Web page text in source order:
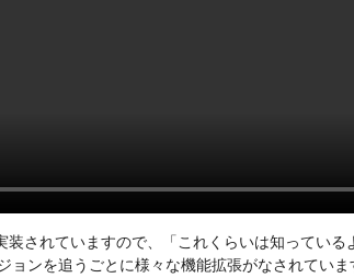
されていますので、「これくらいは知っている
ョンを追うごとに様々な機能拡張がなされてい